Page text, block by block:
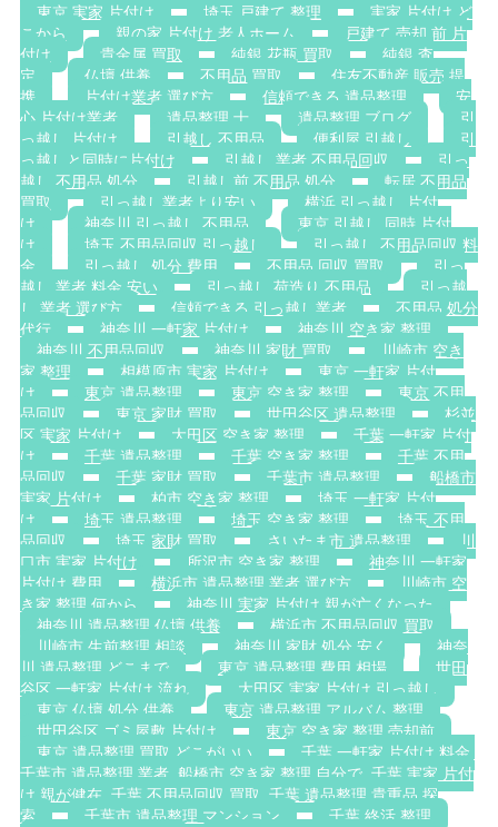
東京 実家 片付け 埼玉 戸建て 整理
実家 片付け ど
こから
親の家 片付け 老人ホーム
戸建て 売却 前 片
付け
貴金属 買取 純銀 花瓶 買取
純銀 査
定
仏壇 供養 不用品 買取
住友不動産 販売 提
携
片付け業者 選び方 信頼できる 遺品整理
安
心 片付け業者
遺品整理 士 遺品整理 ブログ
引
っ越し 片付け
引越し 不用品 便利屋 引越し
引
っ越しと同時に片付け
引越し 業者 不用品回収
引っ
越し 不用品 処分
引越し前 不用品 処分
転居 不用品
買取
引っ越し業者より安い
横浜 引っ越し 片付
け
神奈川 引っ越し 不用品
東京 引越し 同時 片付
け
埼玉 不用品回収 引っ越し
引っ越し 不用品回収 料
金
引っ越し 処分 費用 不用品 回収 買取
引っ
越し 業者 料金 安い
引っ越し 荷造り 不用品
引っ越
し 業者 選び方
信頼できる 引っ越し業者
不用品 処分
代行
神奈川 一軒家 片付け
神奈川 空き家 整理
神奈川 不用品回収
神奈川 家財 買取
川崎市 空き
家 整理
相模原市 実家 片付け
東京 一軒家 片付
け
東京 遺品整理 東京 空き家 整理
東京 不用
品回収
東京 家財 買取 世田谷区 遺品整理
杉並
区 実家 片付け
大田区 空き家 整理
千葉 一軒家 片付
け
千葉 遺品整理 千葉 空き家 整理
千葉 不用
品回収
千葉 家財 買取 千葉市 遺品整理
船橋市
実家 片付け
柏市 空き家 整理
埼玉 一軒家 片付
け
埼玉 遺品整理 埼玉 空き家 整理
埼玉 不用
品回収
埼玉 家財 買取 さいたま市 遺品整理
川
口市 実家 片付け
所沢市 空き家 整理
神奈川 一軒家
片付け 費用
横浜市 遺品整理 業者 選び方
川崎市 空
き家 整理 何から
神奈川 実家 片付け 親が亡くなった
神奈川 遺品整理 仏壇 供養
横浜市 不用品回収 買取
川崎市 生前整理 相談
神奈川 家財 処分 安く
神奈
川 遺品整理 どこまで
東京 遺品整理 費用 相場
世田
谷区 一軒家 片付け 流れ
大田区 実家 片付け 引っ越し
東京 仏壇 処分 供養
東京 遺品整理 アルバム 整理
世田谷区 ゴミ屋敷 片付け
東京 空き家 整理 売却前
東京 遺品整理 買取 どこがいい
千葉 一軒家 片付け 料金.
千葉市 遺品整理 業者. 船橋市 空き家 整理 自分で. 千葉 実家 片付
け 親が健在. 千葉 不用品回収 買取. 千葉 遺品整理 貴重品 探
索
千葉市 遺品整理 マンション
千葉 終活 整理